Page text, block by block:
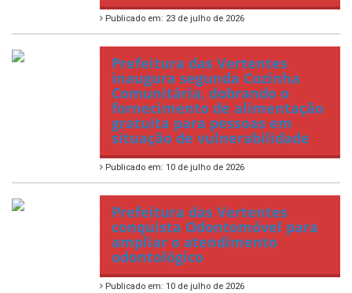
Publicado em: 23 de julho de 2026
Prefeitura das Vertentes
inaugura segunda Cozinha
Comunitária, dobrando o
fornecimento de alimentação
gratuita para pessoas em
situação de vulnerabilidade
Publicado em: 10 de julho de 2026
Prefeitura das Vertentes
conquista Odontomóvel para
ampliar o atendimento
odontológico
Publicado em: 10 de julho de 2026